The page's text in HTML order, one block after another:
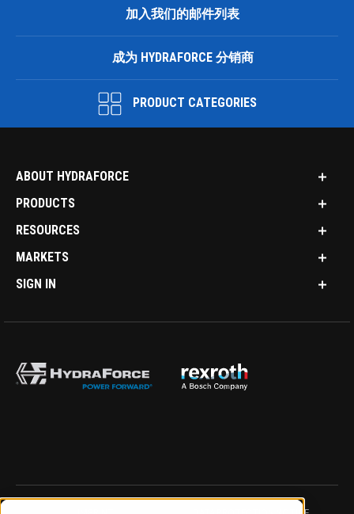
加入我们的邮件列表
成为 HYDRAFORCE 分销商
PRODUCT CATEGORIES
ABOUT HYDRAFORCE
PRODUCTS
RESOURCES
MARKETS
SIGN IN